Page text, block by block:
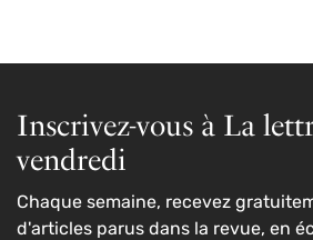
Inscrivez-vous à La
vendredi
Chaque semaine, recevez
d'articles parus dans la revue, en